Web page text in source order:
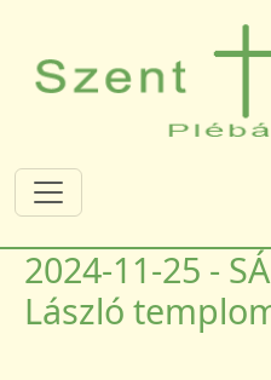
2024-11-25 -
László